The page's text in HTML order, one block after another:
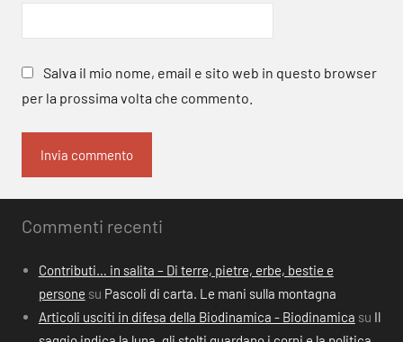
Salva il mio nome, email e sito web in questo browser
per la prossima volta che commento.
Commenti recenti
Contributi… in salita – Di terre, pietre, erbe, bestie e
persone su Pascoli di carta. Le mani sulla montagna
Articoli usciti in difesa della Biodinamica - Biodinamica su Il